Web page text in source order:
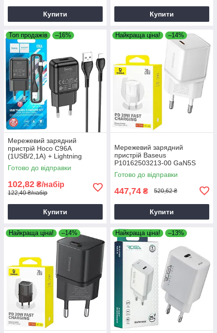
Купити Купити
Топ продажів –16%
Мережевий зарядний
пристрій Hoco C96A
(1USB/2,1A) + Lightning
чорний, зарядка для
смартфона
Готово до відправки
102,82 ₴/набір
122,40 ₴/набір
Купити
Найкраща ціна! –14%
Мережевий зарядний
пристрій Baseus
P10162503213-00 GaN5S
QC3.0 (1Type-C/20W) білий,
зарядний пристрій для
Готово до відправки
447,74 ₴ 520,62 ₴
Купити
Найкраща ціна! –14% Найкраща ціна! –13%